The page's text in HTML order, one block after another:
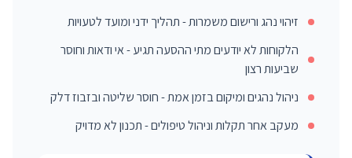
זיהוי נהג ורישום משמרות - תהליך ידני ומועד לטעויות
הלקוחות לא יודעים מתי ההסעה תגיע - אי ודאות וחוסר
שביעות רצון
ניהול נהגים ומיקום בזמן אמת - חוסר שליטה ובזבוז דלק
מעקב אחר תקלות וניהול טיפולים - תכנון לא מדויק